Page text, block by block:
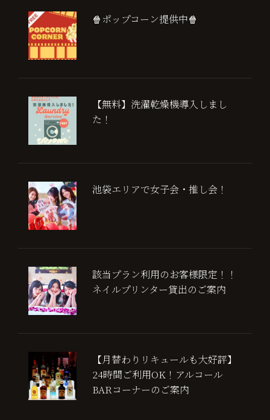
🍿ポップコーン提供中🍿
【無料】洗濯乾燥機導入しまし
た！
池袋エリアで女子会・推し会！
該当プラン利用のお客様限定！！
ネイルプリンター貸出のご案内
【月替わりリキュールも大好評】
24時間ご利用OK！アルコール
BARコーナーのご案内